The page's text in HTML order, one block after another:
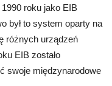
roku jako EIB
był to system oparty na
różnych urządzeń
EIB zostało
swoje międzynarodowe